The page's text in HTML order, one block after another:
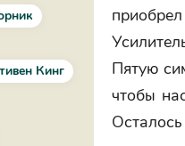
Кинг
Пятую
чтобы